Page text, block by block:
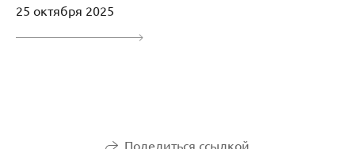
25 октября 2025
Поделиться ссылкой